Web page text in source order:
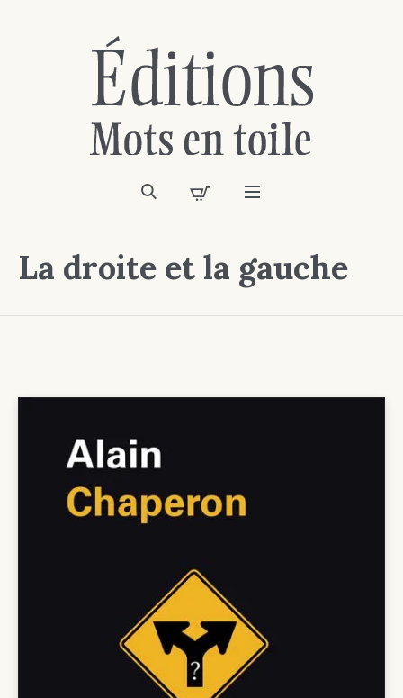
La droite et la gauche